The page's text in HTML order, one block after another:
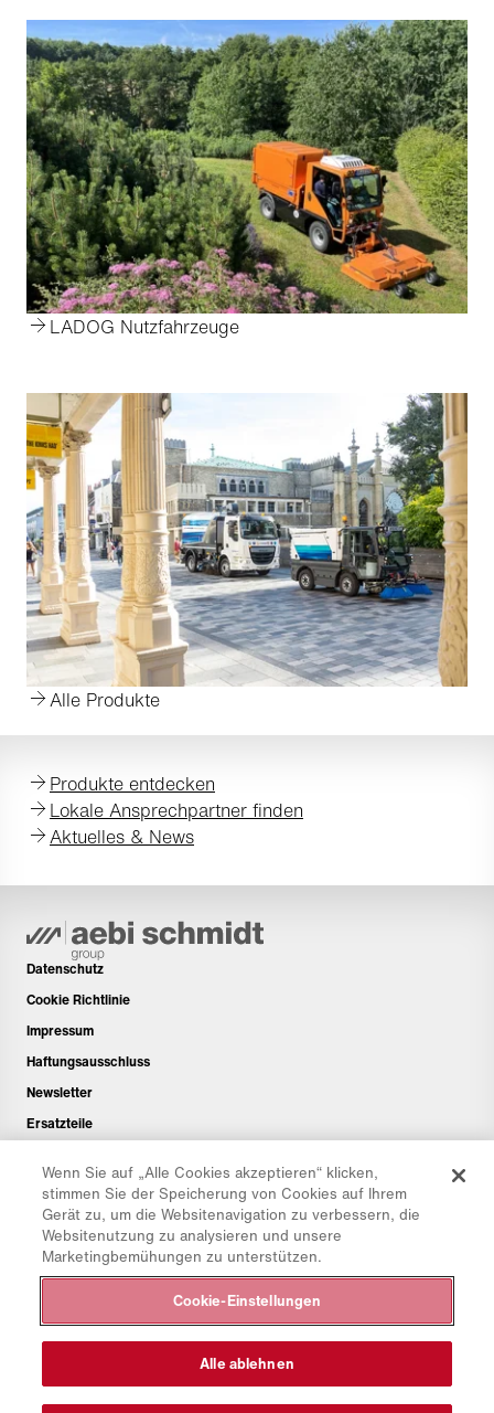
LADOG Nutzfahrzeuge
Alle Produkte
Produkte entdecken
Lokale Ansprechpartner finden
Aktuelles & News
Datenschutz
Cookie Richtlinie
Impressum
Haftungsausschluss
Newsletter
Ersatzteile
CO₂-Rechner
TCO-Rechner
Händler & Standorte
Produktgruppenübersicht
CollabHub Login
© 2026 Aebi Schmidt Group
Wenn Sie auf „Alle Cookies akzeptieren“ klicken,
stimmen Sie der Speicherung von Cookies auf Ihrem
Gerät zu, um die Websitenavigation zu verbessern, die
Websitenutzung zu analysieren und unsere
Marketingbemühungen zu unterstützen.
Cookie-Einstellungen
Alle ablehnen